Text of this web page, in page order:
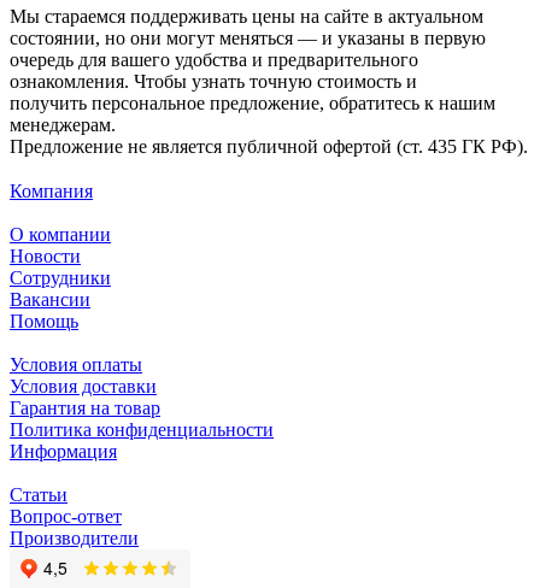
Мы стараемся поддерживать цены на сайте в актуальном
состоянии, но они могут меняться — и указаны в первую
очередь для вашего удобства и предварительного
ознакомления. Чтобы узнать точную стоимость и
получить персональное предложение, обратитесь к нашим
менеджерам.
Предложение не является публичной офертой (ст. 435 ГК РФ).
Компания
О компании
Новости
Сотрудники
Вакансии
Помощь
Условия оплаты
Условия доставки
Гарантия на товар
Политика конфиденциальности
Информация
Статьи
Вопрос-ответ
Производители